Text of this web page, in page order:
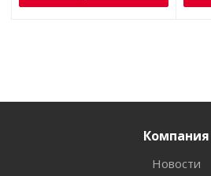
Компания
Новости